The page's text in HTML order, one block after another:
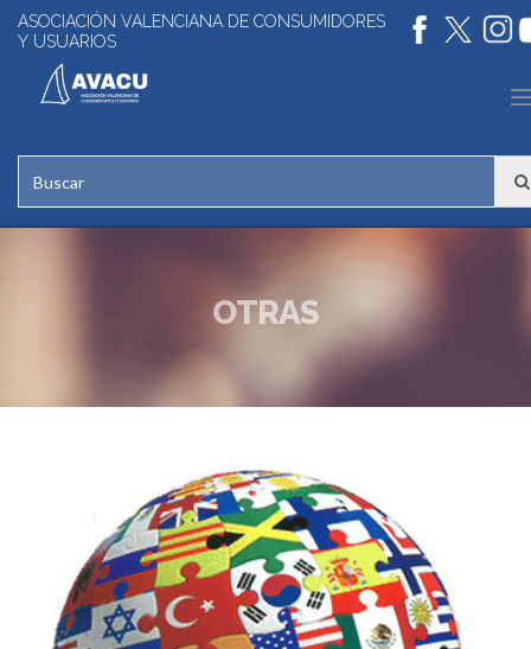
ASOCIACIÓN VALENCIANA DE CONSUMIDORES
Y USUARIOS
OTRAS